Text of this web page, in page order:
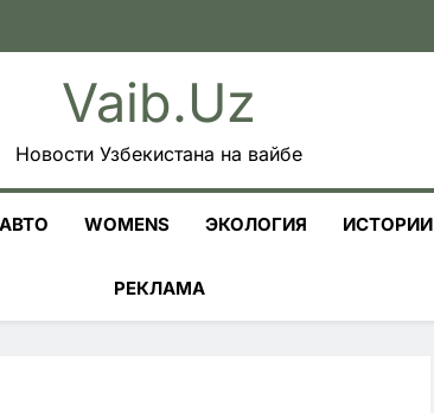
Vaib.uz
Новости Узбекистана на вайбе
АВТО WOMENS ЭКОЛОГИЯ ИСТОРИИ
РЕКЛАМА